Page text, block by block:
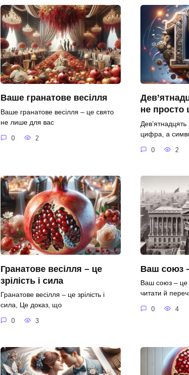
Ваше гранатове весілля
Ваше гранатове весілля – це свято
не лише для вас
0 2
не просто
цифра, а
0 2
Гранатове весілля – це
зрілість і сила
Гранатове весілля – це зрілість і
сила, Це доказ, що
0 3
Ваш союз –
Ваш союз – це
читати й
0 4